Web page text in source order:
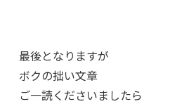
最後となりますが
ボクの拙い文章
ご一読くださいましたら